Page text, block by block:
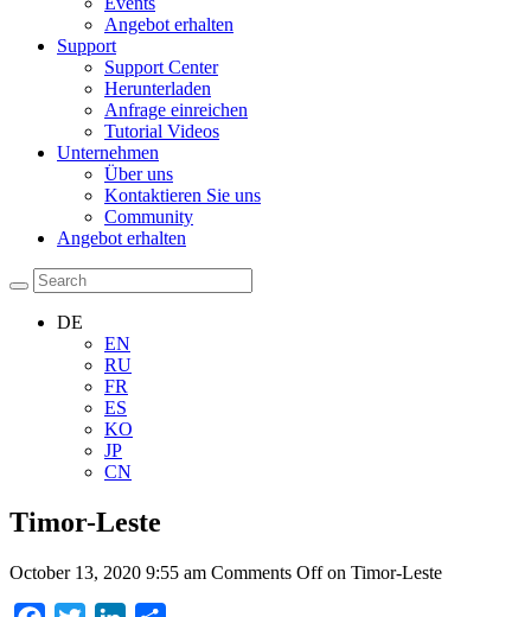
Angebot erhalten
Support
Support Center
Herunterladen
Anfrage einreichen
Tutorial Videos
Unternehmen
Über uns
Kontaktieren Sie uns
Community
Angebot erhalten
DE
EN
RU
FR
ES
KO
JP
CN
Timor-Leste
October 13, 2020 9:55 am Comments Offon Timor-Leste